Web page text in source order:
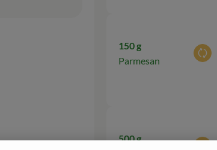
150 g
Parmesan
500 g